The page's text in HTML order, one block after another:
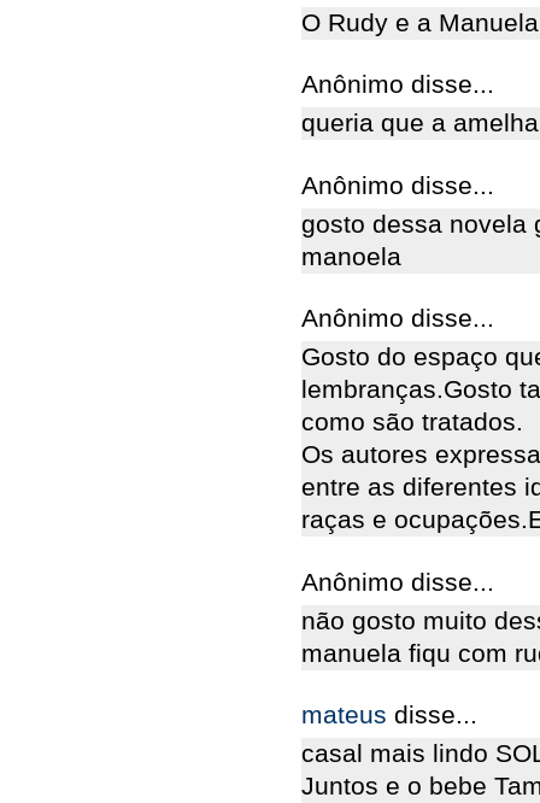
O Rudy e a
Anônimo disse...
queria que a
Anônimo disse...
gosto dessa novela
manoela
Anônimo disse...
Gosto do espaço
lembranças.Gosto
como são tratados.
Os autores
entre as diferentes
raças e
Anônimo disse...
não gosto muito
manuela fiqu com
mateus disse...
casal mais lindo
Juntos e o bebe